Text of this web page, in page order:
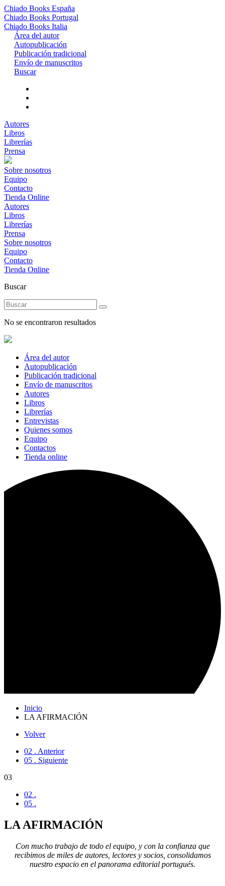
Chiado Books España
Chiado Books Portugal
Chiado Books Italia
Área del autor
Autopublicación
Publicación tradicional
Envío de manuscritos
Buscar
Autores
Libros
Librerías
Prensa
Sobre nosotros
Equipo
Contacto
Tienda Online
Autores
Libros
Librerías
Prensa
Sobre nosotros
Equipo
Contacto
Tienda Online
Buscar
No se encontraron resultados
Área del autor
Autopublicación
Publicación tradicional
Envío de manuscritos
Autores
Libros
Librerías
Entrevistas
Quienes somos
Equipo
Contactos
Tienda online
Inicio
LA AFIRMACIÓN
Volver
02 . Anterior
05 . Siguiente
03
02 .
05 .
LA AFIRMACIÓN
Con mucho trabajo de todo el equipo, y con la confianza que
recibimos de miles de autores, lectores y socios, consolidamos
nuestro espacio en el panorama editorial portugués.